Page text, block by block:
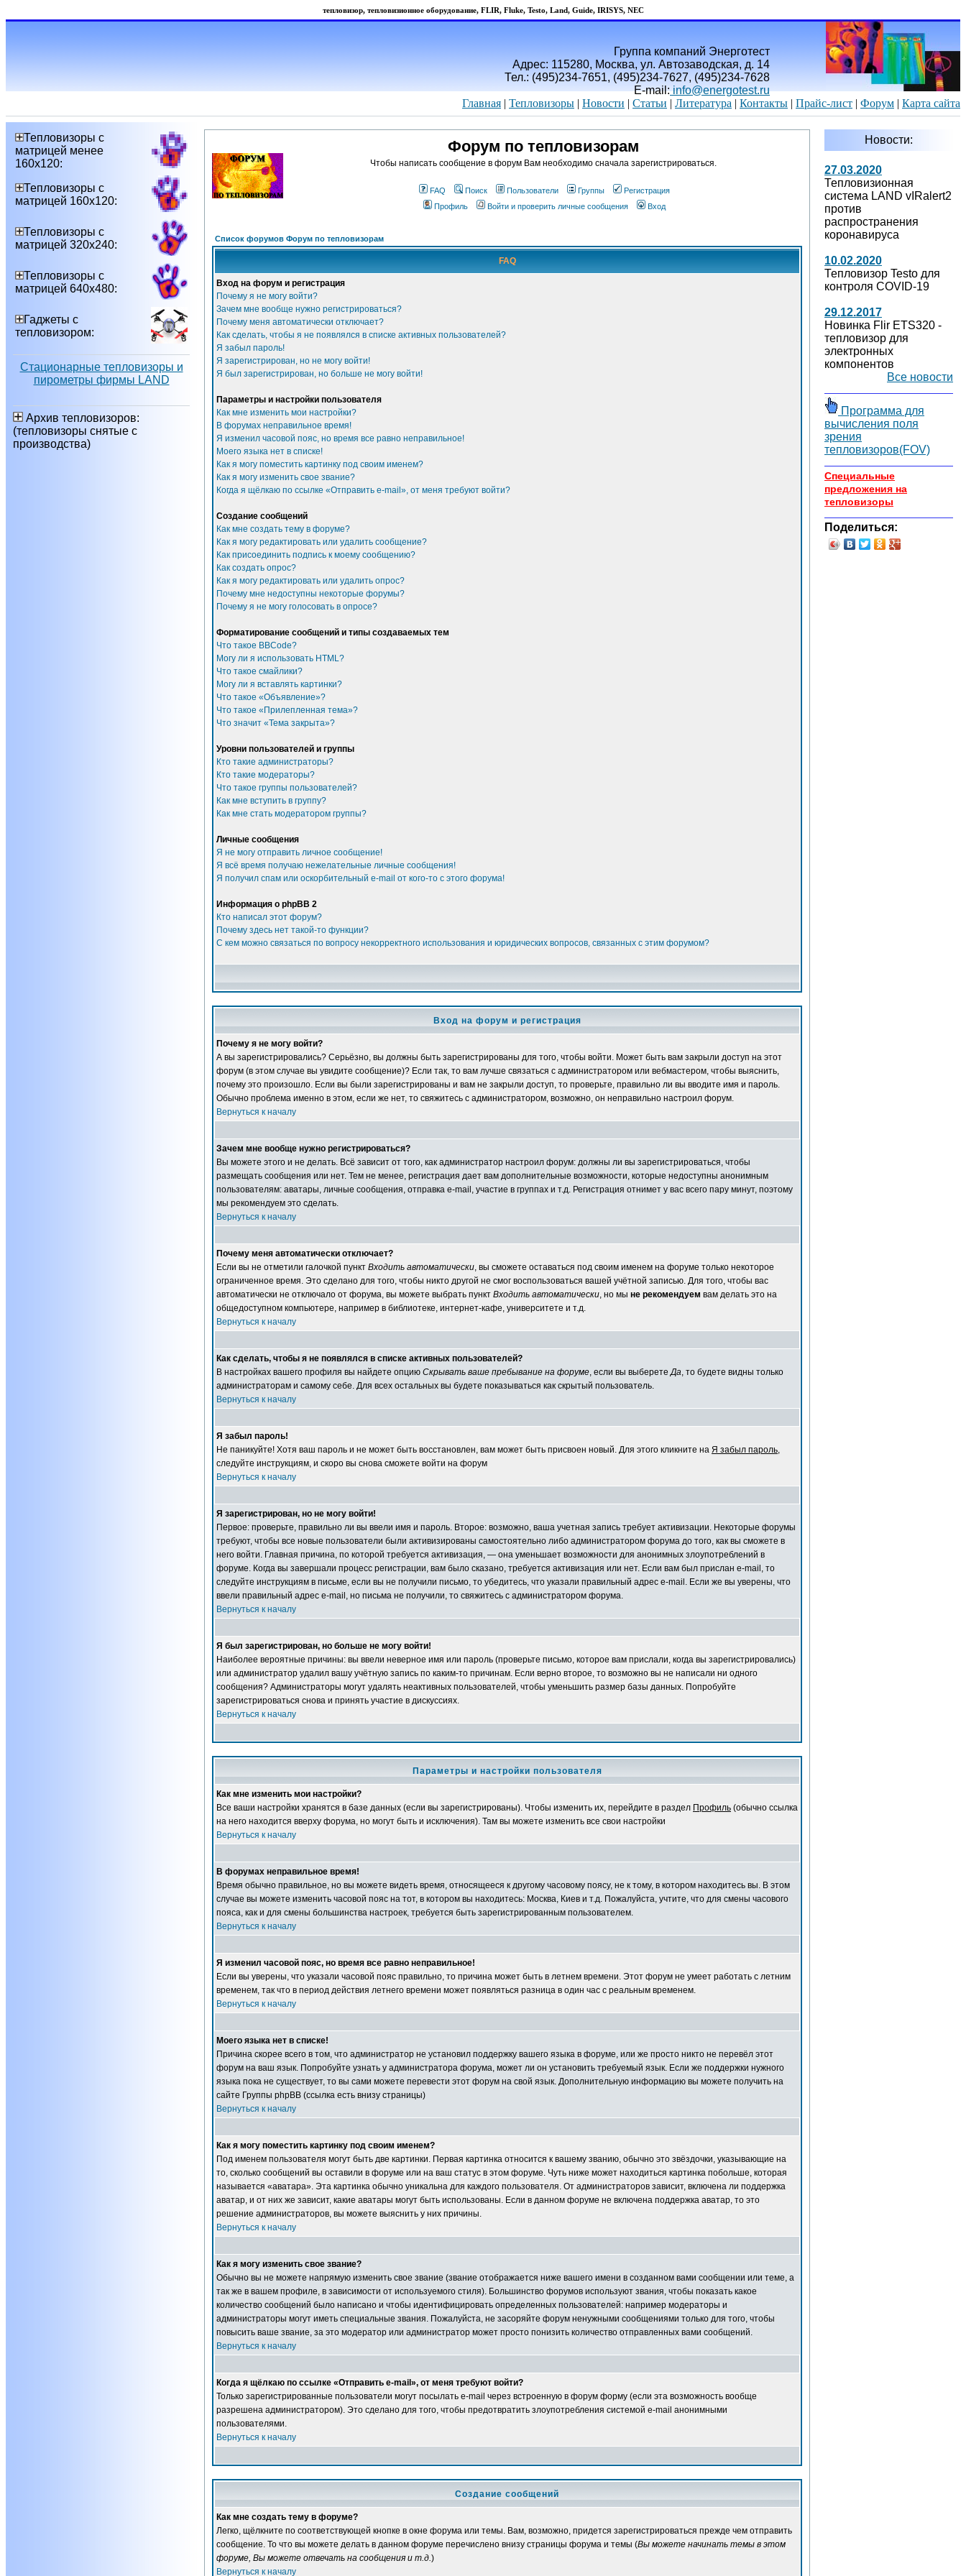
тепловизор, тепловизионное оборудование, FLIR, Fluke, Testo, Land, Guide, IRISYS, NEC
Группа компаний Энерготест
Адрес: 115280, Москва, ул. Автозаводская, д. 14
Тел.: (495)234-7651, (495)234-7627, (495)234-7628
E-mail:info@energotest.ru
Главная | Тепловизоры | Новости | Статьи | Литература | Контакты | Прайс-лист | Форум | Карта сайта
Тепловизоры с
матрицей менее
160х120:
Тепловизоры с
матрицей 160х120:
Тепловизоры с
матрицей 320х240:
Тепловизоры с
матрицей 640х480:
Гаджеты с
тепловизором:
Стационарные тепловизоры и
пирометры фирмы LAND
Архив тепловизоров:
(тепловизоры снятые с
производства)
Форум по тепловизорам
Чтобы написать сообщение в форум Вам необходимо сначала зарегистрироваться.
FAQ Поиск Пользователи Группы
Регистрация
Профиль
Войти и проверить личные сообщения Вход
Список форумов Форум по тепловизорам
FAQ
Вход на форум и регистрация
Почему я не могу войти?
Зачем мне вообще нужно регистрироваться?
Почему меня автоматически отключает?
Как сделать, чтобы я не появлялся в списке активных пользователей?
Я забыл пароль!
Я зарегистрирован, но не могу войти!
Я был зарегистрирован, но больше не могу войти!
Параметры и настройки пользователя
Как мне изменить мои настройки?
В форумах неправильное время!
Я изменил часовой пояс, но время все равно неправильное!
Моего языка нет в списке!
Как я могу поместить картинку под своим именем?
Как я могу изменить свое звание?
Когда я щёлкаю по ссылке «Отправить e-mail», от меня требуют войти?
Создание сообщений
Как мне создать тему в форуме?
Как я могу редактировать или удалить сообщение?
Как присоединить подпись к моему сообщению?
Как создать опрос?
Как я могу редактировать или удалить опрос?
Почему мне недоступны некоторые форумы?
Почему я не могу голосовать в опросе?
Форматирование сообщений и типы создаваемых тем
Что такое BBCode?
Могу ли я использовать HTML?
Что такое смайлики?
Могу ли я вставлять картинки?
Что такое «Объявление»?
Что такое «Прилепленная тема»?
Что значит «Тема закрыта»?
Уровни пользователей и группы
Кто такие администраторы?
Кто такие модераторы?
Что такое группы пользователей?
Как мне вступить в группу?
Как мне стать модератором группы?
Личные сообщения
Я не могу отправить личное сообщение!
Я всё время получаю нежелательные личные сообщения!
Я получил спам или оскорбительный e-mail от кого-то с этого форума!
Информация о phpBB 2
Кто написал этот форум?
Почему здесь нет такой-то функции?
С кем можно связаться по вопросу некорректного использования и юридических вопросов, связанных с этим форумом?
Вход на форум и регистрация
Почему я не могу войти?
А вы зарегистрировались? Серьёзно, вы должны быть зарегистрированы для того, чтобы войти. Может быть вам закрыли доступ на этот
форум (в этом случае вы увидите сообщение)? Если так, то вам лучше связаться с администратором или вебмастером, чтобы выяснить,
почему это произошло. Если вы были зарегистрированы и вам не закрыли доступ, то проверьте, правильно ли вы вводите имя и пароль.
Обычно проблема именно в этом, если же нет, то свяжитесь с администратором, возможно, он неправильно настроил форум.
Вернуться к началу
Зачем мне вообще нужно регистрироваться?
Вы можете этого и не делать. Всё зависит от того, как администратор настроил форум: должны ли вы зарегистрироваться, чтобы
размещать сообщения или нет. Тем не менее, регистрация дает вам дополнительные возможности, которые недоступны анонимным
пользователям: аватары, личные сообщения, отправка e-mail, участие в группах и т.д. Регистрация отнимет у вас всего пару минут, поэтому
мы рекомендуем это сделать.
Вернуться к началу
Почему меня автоматически отключает?
Если вы не отметили галочкой пункт Входить автоматически, вы сможете оставаться под своим именем на форуме только некоторое
ограниченное время. Это сделано для того, чтобы никто другой не смог воспользоваться вашей учётной записью. Для того, чтобы вас
автоматически не отключало от форума, вы можете выбрать пункт Входить автоматически, но мы не рекомендуем вам делать это на
общедоступном компьютере, например в библиотеке, интернет-кафе, университете и т.д.
Вернуться к началу
Как сделать, чтобы я не появлялся в списке активных пользователей?
В настройках вашего профиля вы найдете опцию Скрывать ваше пребывание на форуме, если вы выберетеДа, то будете видны только
администраторам и самому себе. Для всех остальных вы будете показываться как скрытый пользователь.
Вернуться к началу
Я забыл пароль!
Не паникуйте! Хотя ваш пароль и не может быть восстановлен, вам может быть присвоен новый. Для этого кликните на Я забыл пароль,
следуйте инструкциям, и скоро вы снова сможете войти на форум
Вернуться к началу
Я зарегистрирован, но не могу войти!
Первое: проверьте, правильно ли вы ввели имя и пароль. Второе: возможно, ваша учетная запись требует активизации. Некоторые форумы
требуют, чтобы все новые пользователи были активизированы самостоятельно либо администратором форума до того, как вы сможете в
него войти. Главная причина, по которой требуется активизация, — она уменьшает возможности для анонимных злоупотреблений в
форуме. Когда вы завершали процесс регистрации, вам было сказано, требуется активизация или нет. Если вам был прислан e-mail, то
следуйте инструкциям в письме, если вы не получили письмо, то убедитесь, что указали правильный адрес e-mail. Если же вы уверены, что
ввели правильный адрес e-mail, но письма не получили, то свяжитесь с администратором форума.
Вернуться к началу
Я был зарегистрирован, но больше не могу войти!
Наиболее вероятные причины: вы ввели неверное имя или пароль (проверьте письмо, которое вам прислали, когда вы зарегистрировались)
или администратор удалил вашу учётную запись по каким-то причинам. Если верно второе, то возможно вы не написали ни одного
сообщения? Администраторы могут удалять неактивных пользователей, чтобы уменьшить размер базы данных. Попробуйте
зарегистрироваться снова и принять участие в дискуссиях.
Вернуться к началу
Параметры и настройки пользователя
Как мне изменить мои настройки?
Все ваши настройки хранятся в базе данных (если вы зарегистрированы). Чтобы изменить их, перейдите в раздел Профиль (обычно ссылка
на него находится вверху форума, но могут быть и исключения). Там вы можете изменить все свои настройки
Вернуться к началу
В форумах неправильное время!
Время обычно правильное, но вы можете видеть время, относящееся к другому часовому поясу, не к тому, в котором находитесь вы. В этом
случае вы можете изменить часовой пояс на тот, в котором вы находитесь: Москва, Киев и т.д. Пожалуйста, учтите, что для смены часового
пояса, как и для смены большинства настроек, требуется быть зарегистрированным пользователем.
Вернуться к началу
Я изменил часовой пояс, но время все равно неправильное!
Если вы уверены, что указали часовой пояс правильно, то причина может быть в летнем времени. Этот форум не умеет работать с летним
временем, так что в период действия летнего времени может появляться разница в один час с реальным временем.
Вернуться к началу
Моего языка нет в списке!
Причина скорее всего в том, что администратор не установил поддержку вашего языка в форуме, или же просто никто не перевёл этот
форум на ваш язык. Попробуйте узнать у администратора форума, может ли он установить требуемый язык. Если же поддержки нужного
языка пока не существует, то вы сами можете перевести этот форум на свой язык. Дополнительную информацию вы можете получить на
сайте Группы phpBB (ссылка есть внизу страницы)
Вернуться к началу
Как я могу поместить картинку под своим именем?
Под именем пользователя могут быть две картинки. Первая картинка относится к вашему званию, обычно это звёздочки, указывающие на
то, сколько сообщений вы оставили в форуме или на ваш статус в этом форуме. Чуть ниже может находиться картинка побольше, которая
называется «аватара». Эта картинка обычно уникальна для каждого пользователя. От администраторов зависит, включена ли поддержка
аватар, и от них же зависит, какие аватары могут быть использованы. Если в данном форуме не включена поддержка аватар, то это
решение администраторов, вы можете выяснить у них причины.
Вернуться к началу
Как я могу изменить свое звание?
Обычно вы не можете напрямую изменить свое звание (звание отображается ниже вашего имени в созданном вами сообщении или теме, а
так же в вашем профиле, в зависимости от используемого стиля). Большинство форумов используют звания, чтобы показать какое
количество сообщений было написано и чтобы идентифицировать определенных пользователей: например модераторы и
администраторы могут иметь специальные звания. Пожалуйста, не засоряйте форум ненужными сообщениями только для того, чтобы
повысить ваше звание, за это модератор или администратор может просто понизить количество отправленных вами сообщений.
Вернуться к началу
Когда я щёлкаю по ссылке «Отправить e-mail», от меня требуют войти?
Только зарегистрированные пользователи могут посылать e-mail через встроенную в форум форму (если эта возможность вообще
разрешена администратором). Это сделано для того, чтобы предотвратить злоупотребления системой e-mail анонимными
пользователями.
Вернуться к началу
Создание сообщений
Как мне создать тему в форуме?
Легко, щёлкните по соответствующей кнопке в окне форума или темы. Вам, возможно, придется зарегистрироваться прежде чем отправить
сообщение. То что вы можете делать в данном форуме перечислено внизу страницы форума и темы (Вы можете начинать темы в этом
форуме, Вы можете отвечать на сообщения и т.д.)
Вернуться к началу
Новости:
27.03.2020
Тепловизионная
система LAND vIRalert2
против
распространения
коронавируса
10.02.2020
Тепловизор Testo для
контроля COVID-19
29.12.2017
Новинка Flir ETS320 -
тепловизор для
электронных
компонентов
Все новости
Программа для
вычисления поля
зрения
тепловизоров(FOV)
Специальные
предложения на
тепловизоры
Поделиться: